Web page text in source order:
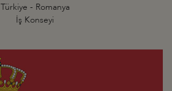
Türkiye - Romanya
İş Konseyi